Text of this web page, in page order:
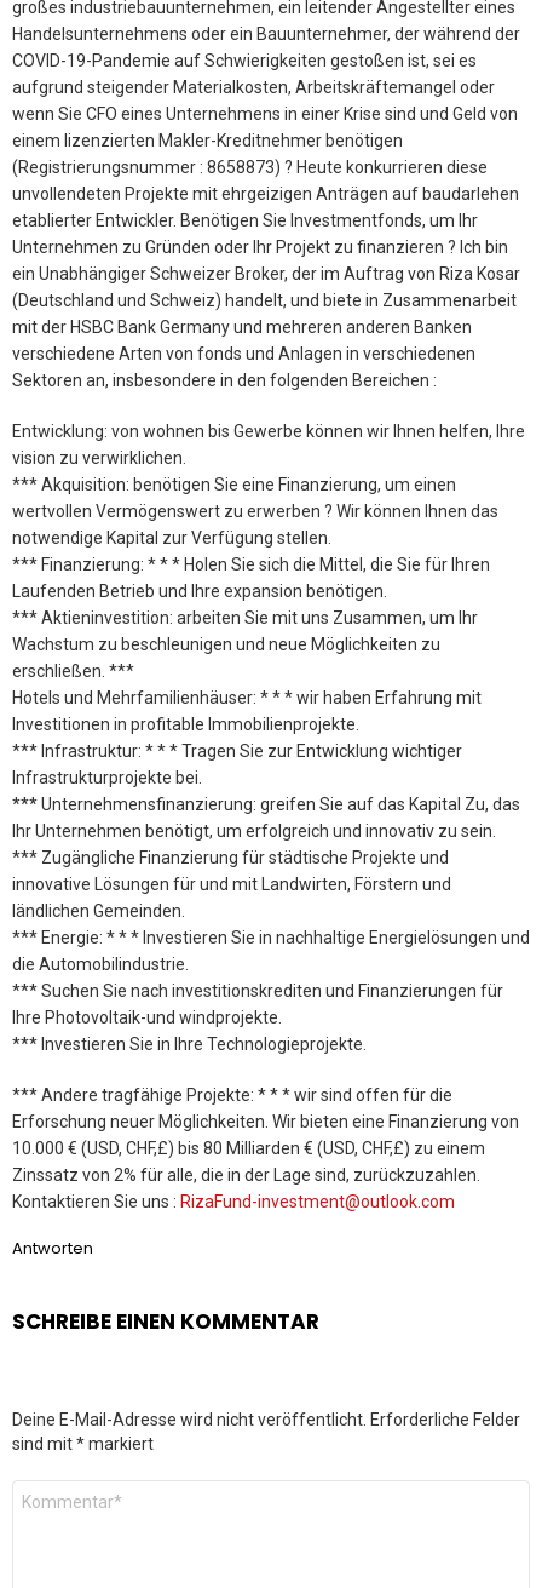
großes industriebauunternehmen, ein leitender Angestellter eines
Handelsunternehmens oder ein Bauunternehmer, der während der
COVID-19-Pandemie auf Schwierigkeiten gestoßen ist, sei es
aufgrund steigender Materialkosten, Arbeitskräftemangel oder
wenn Sie CFO eines Unternehmens in einer Krise sind und Geld von
einem lizenzierten Makler-Kreditnehmer benötigen
(Registrierungsnummer : 8658873) ? Heute konkurrieren diese
unvollendeten Projekte mit ehrgeizigen Anträgen auf baudarlehen
etablierter Entwickler. Benötigen Sie Investmentfonds, um Ihr
Unternehmen zu Gründen oder Ihr Projekt zu finanzieren ? Ich bin
ein Unabhängiger Schweizer Broker, der im Auftrag von Riza Kosar
(Deutschland und Schweiz) handelt, und biete in Zusammenarbeit
mit der HSBC Bank Germany und mehreren anderen Banken
verschiedene Arten von fonds und Anlagen in verschiedenen
Sektoren an, insbesondere in den folgenden Bereichen :
Entwicklung: von wohnen bis Gewerbe können wir Ihnen helfen, Ihre
vision zu verwirklichen.
*** Akquisition: benötigen Sie eine Finanzierung, um einen
wertvollen Vermögenswert zu erwerben ? Wir können Ihnen das
notwendige Kapital zur Verfügung stellen.
*** Finanzierung: * * * Holen Sie sich die Mittel, die Sie für Ihren
Laufenden Betrieb und Ihre expansion benötigen.
*** Aktieninvestition: arbeiten Sie mit uns Zusammen, um Ihr
Wachstum zu beschleunigen und neue Möglichkeiten zu
erschließen. ***
Hotels und Mehrfamilienhäuser: * * * wir haben Erfahrung mit
Investitionen in profitable Immobilienprojekte.
*** Infrastruktur: * * * Tragen Sie zur Entwicklung wichtiger
Infrastrukturprojekte bei.
*** Unternehmensfinanzierung: greifen Sie auf das Kapital Zu, das
Ihr Unternehmen benötigt, um erfolgreich und innovativ zu sein.
*** Zugängliche Finanzierung für städtische Projekte und
innovative Lösungen für und mit Landwirten, Förstern und
ländlichen Gemeinden.
*** Energie: * * * Investieren Sie in nachhaltige Energielösungen und
die Automobilindustrie.
*** Suchen Sie nach investitionskrediten und Finanzierungen für
Ihre Photovoltaik-und windprojekte.
*** Investieren Sie in Ihre Technologieprojekte.
*** Andere tragfähige Projekte: * * * wir sind offen für die
Erforschung neuer Möglichkeiten. Wir bieten eine Finanzierung von
10.000 € (USD, CHF,£) bis 80 Milliarden € (USD, CHF,£) zu einem
Zinssatz von 2% für alle, die in der Lage sind, zurückzuzahlen.
Kontaktieren Sie uns : RizaFund-investment@outlook.com
Antworten
SCHREIBE EINEN KOMMENTAR
Deine E-Mail-Adresse wird nicht veröffentlicht. Erforderliche Felder
sind mit*markiert
Kommentar